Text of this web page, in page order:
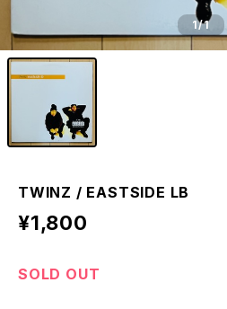
1/1
TWINZ / EASTSIDE LB
¥1,800
SOLD OUT